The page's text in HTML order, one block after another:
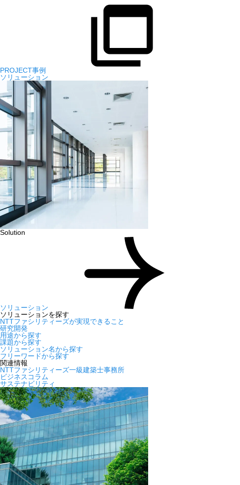
PROJECT事例
ソリューション
Solution
ソリューション
ソリューションを探す
NTTファシリティーズが実現できること
研究開発
用途から探す
課題から探す
ソリューション名から探す
フリーワードから探す
関連情報
NTTファシリティーズ一級建築士事務所
ビジネスコラム
サステナビリティ